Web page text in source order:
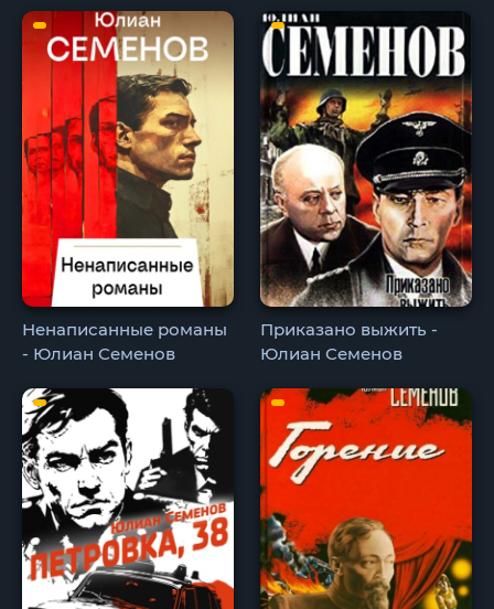
Ненаписанные романы
- Юлиан Семенов
Приказано выжить -
Юлиан Семенов